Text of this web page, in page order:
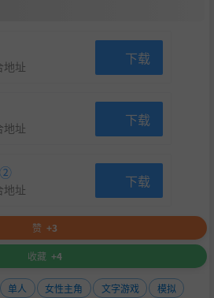
地址 下载
地址 下载
②
地址 下载
赞 +3
收藏 +4
单人 女性主角 文字游戏
模拟